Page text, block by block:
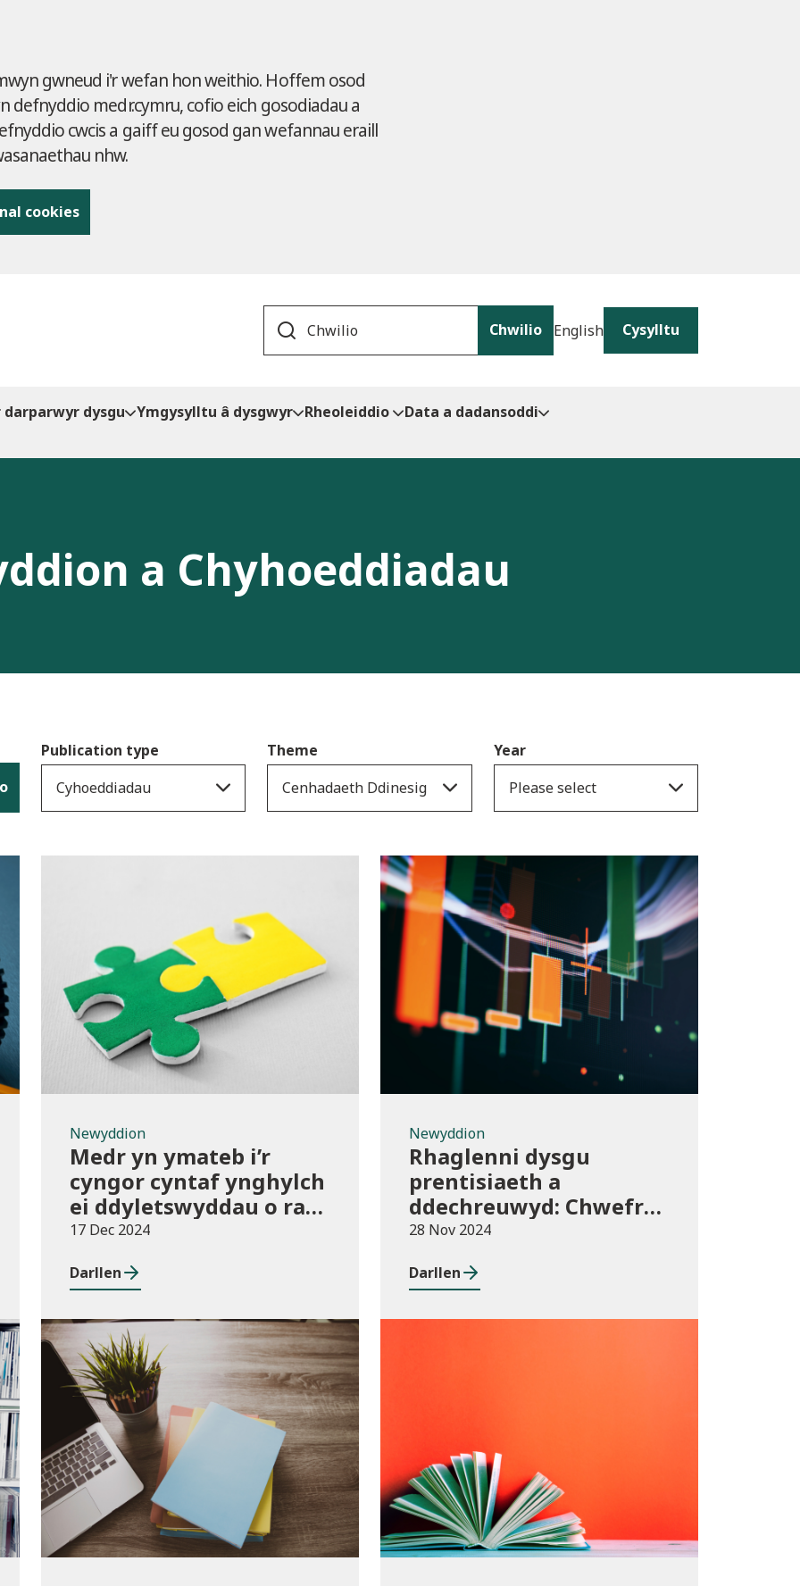
gwneud i'r wefan hon weithio. Hoffem osod
defnyddio medr.cymru, cofio eich gosodiadau a
cwcis a gaiff eu gosod gan wefannau eraill
nhw.
cookies
Chwilio English Cysylltu
dysgu Ymgysylltu â dysgwyr Rheoleiddio
Data a dadansoddi
a Chyhoeddiadau
Publication type
Cyhoeddiadau
Theme
Cenhadaeth Ddinesig
Year
Please select
Newyddion
Newyddion
Medr yn ymateb i’r
cyngor cyntaf ynghylch
ei ddyletswyddau o ran
y Gymraeg
17 Dec 2024
Darllen
Newyddion
Newyddion
Rhaglenni dysgu
prentisiaeth a
ddechreuwyd: Chwefror
i Ebrill 2024 (dros dro)
28 Nov 2024
Darllen
Cyhoeddiadau Cyhoeddiadau